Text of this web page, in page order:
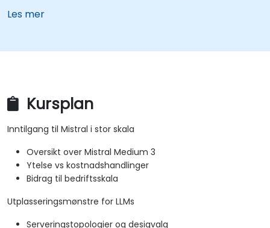
Les mer
Kursplan
Inntilgang til Mistral i stor skala
Oversikt over Mistral Medium 3
Ytelse vs kostnadshandlinger
Bidrag til bedriftsskala
Utplasseringsmønstre for LLMs
Serveringstopologier og desigvalg